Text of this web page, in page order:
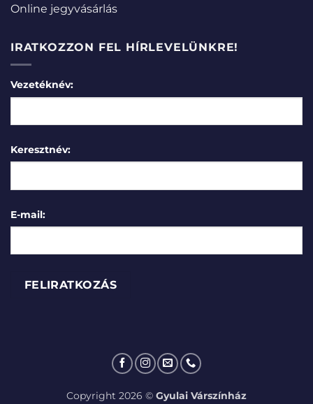
Online jegyvásárlás
IRATKOZZON FEL HÍRLEVELÜNKRE!
Vezetéknév:
Keresztnév:
E-mail:
Copyright 2026 © Gyulai Várszínház